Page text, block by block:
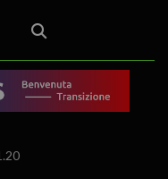
E PROVINCIA
POLITICA
CULTURA ARTE